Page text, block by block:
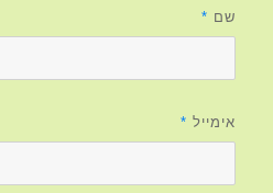
שם *
אימייל *